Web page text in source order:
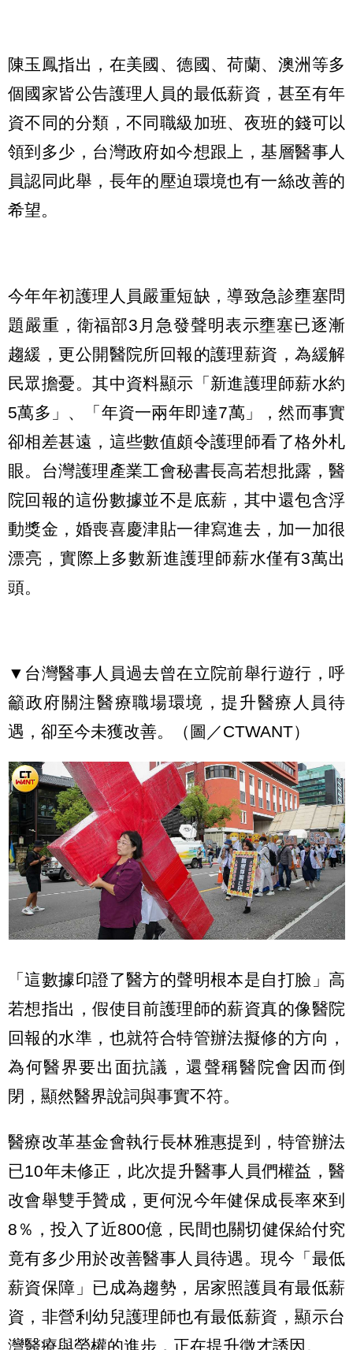
陳玉鳳指出，在美國、德國、荷蘭、澳洲等多
個國家皆公告護理人員的最低薪資，甚至有年
資不同的分類，不同職級加班、夜班的錢可以
領到多少，台灣政府如今想跟上，基層醫事人
員認同此舉，長年的壓迫環境也有一絲改善的
希望。
今年年初護理人員嚴重短缺，導致急診壅塞問
題嚴重，衛福部3月急發聲明表示壅塞已逐漸
趨緩，更公開醫院所回報的護理薪資，為緩解
民眾擔憂。其中資料顯示「新進護理師薪水約
5萬多」、「年資一兩年即達7萬」，然而事實
卻相差甚遠，這些數值頗令護理師看了格外札
眼。台灣護理產業工會秘書長高若想批露，醫
院回報的這份數據並不是底薪，其中還包含浮
動獎金，婚喪喜慶津貼一律寫進去，加一加很
漂亮，實際上多數新進護理師薪水僅有3萬出
頭。
▼台灣醫事人員過去曾在立院前舉行遊行，呼
籲政府關注醫療職場環境，提升醫療人員待
遇，卻至今未獲改善。（圖／CTWANT）
「這數據印證了醫方的聲明根本是自打臉」高
若想指出，假使目前護理師的薪資真的像醫院
回報的水準，也就符合特管辦法擬修的方向，
為何醫界要出面抗議，還聲稱醫院會因而倒
閉，顯然醫界說詞與事實不符。
醫療改革基金會執行長林雅惠提到，特管辦法
已10年未修正，此次提升醫事人員們權益，醫
改會舉雙手贊成，更何況今年健保成長率來到
8％，投入了近800億，民間也關切健保給付究
竟有多少用於改善醫事人員待遇。現今「最低
薪資保障」已成為趨勢，居家照護員有最低薪
資，非營利幼兒護理師也有最低薪資，顯示台
灣醫療與勞權的進步，正在提升徵才誘因。